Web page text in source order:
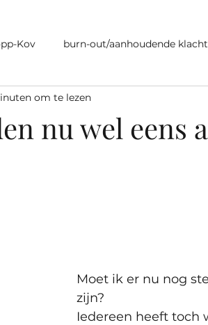
Kov burn-out/aanhoudende
nu wel eens
om te lezen
Moet ik er nu nog
zijn?
Iedereen heeft toch